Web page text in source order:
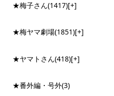
★梅子さん(1417)[+]
★梅ヤマ劇場(1851)[+]
★ヤマトさん(418)[+]
★番外編・号外(3)